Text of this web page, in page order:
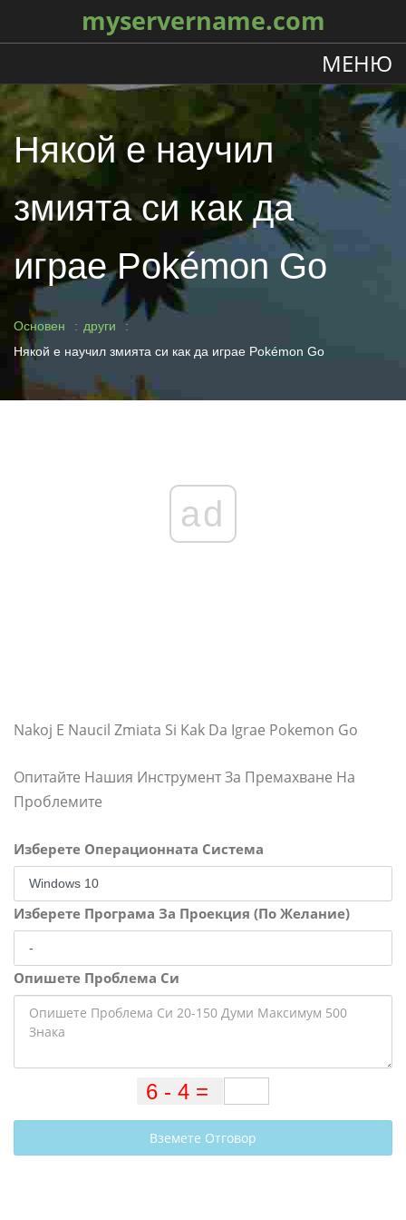
myservername.com
МЕНЮ
Някой е научил
змията си как да
играе Pokémon Go
Основен
други
Някой е научил змията си как да играе Pokémon Go
ad
Nakoj E Naucil Zmiata Si Kak Da Igrae Pokemon Go
Опитайте Нашия Инструмент За Премахване На
Проблемите
Изберете Операционната Система
Изберете Програма За Проекция (По Желание)
Опишете Проблема Си
Вземете Отговор